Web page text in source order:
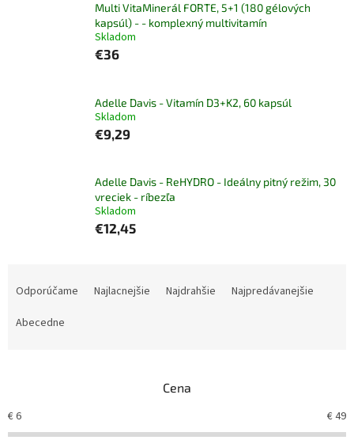
Multi VitaMinerál FORTE, 5+1 (180 gélových
kapsúl) - - komplexný multivitamín
Skladom
€36
Adelle Davis - Vitamín D3+K2, 60 kapsúl
Skladom
€9,29
Adelle Davis - ReHYDRO - Ideálny pitný režim, 30
vreciek - ríbezľa
Skladom
€12,45
r
o
Odporúčame Najlacnejšie Najdrahšie
Najpredávanejšie
Abecedne
Cena
€6 €49